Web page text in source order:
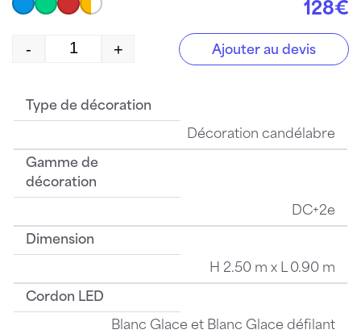
128€
quantité de SAPET250LWd
- + Ajouter au devis
Type de décoration
Décoration candélabre
Gamme de
décoration
DC+2e
Dimension
H 2.50 m x L 0.90 m
Cordon LED
Blanc Glace et Blanc Glace défilant